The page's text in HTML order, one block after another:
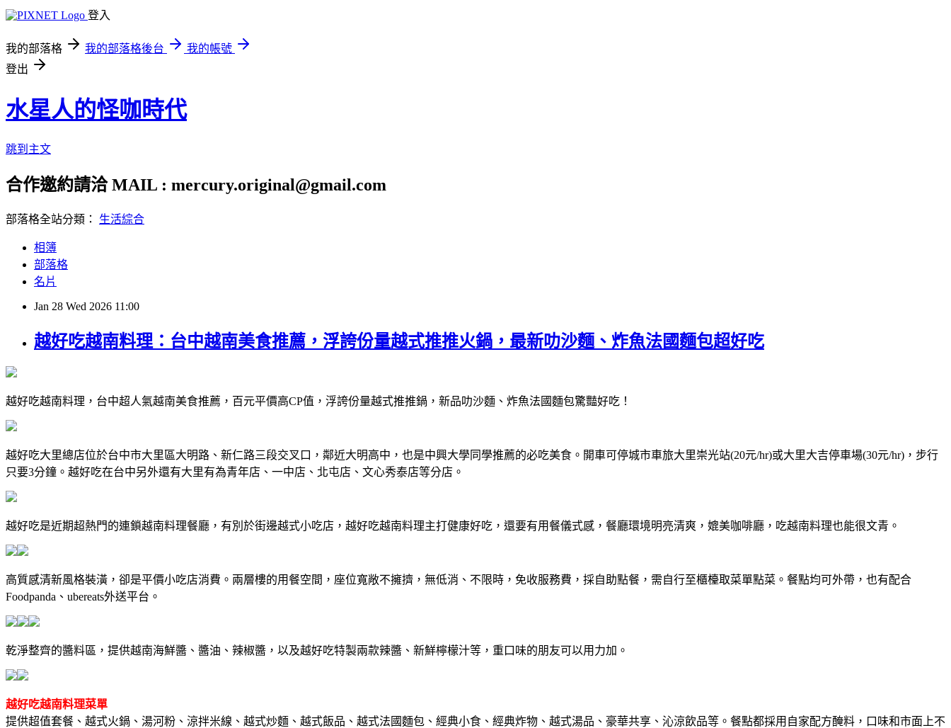
登入
我的部落格 我的部落格後台
我的帳號
登出
水星人的怪咖時代
跳到主文
合作邀約請洽 MAIL : mercury.original@gmail.com
部落格全站分類： 生活綜合
相簿
部落格
名片
Jan 28 Wed 2026 11:00
越好吃越南料理：台中越南美食推薦，浮誇份量越式推推火鍋，最新叻沙麵、炸魚法國麵包超好吃
越好吃越南料理，台中超人氣越南美食推薦，百元平價高CP值，浮誇份量越式推推鍋，新品叻沙麵、炸魚法國麵包驚豔好吃！
越好吃大里總店位於台中市大里區大明路、新仁路三段交叉口，鄰近大明高中，也是中興大學同學推薦的必吃美食。開車可停城市車旅大里崇光站(20元/hr)或大里大吉停車場(30元/hr)，步行
只要3分鐘。越好吃在台中另外還有大里有為青年店、一中店、北屯店、文心秀泰店等分店。
越好吃是近期超熱門的連鎖越南料理餐廳，有別於街邊越式小吃店，越好吃越南料理主打健康好吃，還要有用餐儀式感，餐廳環境明亮清爽，媲美咖啡廳，吃越南料理也能很文青。
高質感清新風格裝潢，卻是平價小吃店消費。兩層樓的用餐空間，座位寬敞不擁擠，無低消、不限時，免收服務費，採自助點餐，需自行至櫃檯取菜單點菜。餐點均可外帶，也有配合
Foodpanda、ubereats外送平台。
乾淨整齊的醬料區，提供越南海鮮醬、醬油、辣椒醬，以及越好吃特製兩款辣醬、新鮮檸檬汁等，重口味的朋友可以用力加。
越好吃越南料理菜單
提供超值套餐、越式火鍋、湯河粉、涼拌米線、越式炒麵、越式飯品、越式法國麵包、經典小食、經典炸物、越式湯品、豪華共享、沁涼飲品等。餐點都採用自家配方醃料，口味和市面上不